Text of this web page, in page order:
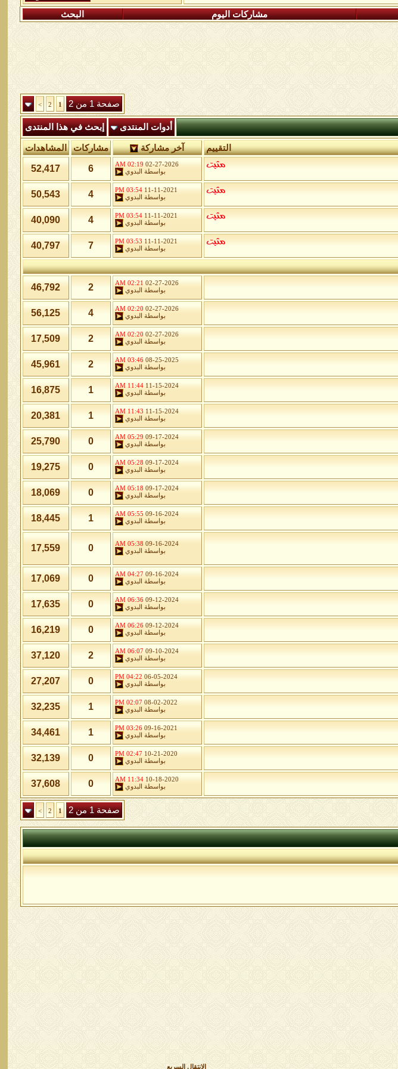
مشاركات اليوم البحث
صفحة 1 من 2 1
2
>
أدوات المنتدى إبحث في هذا المنتدى
التقييم آخر مشاركة مشاركات المشاهدات
02-27-2026
02:19 AM
بواسطة
البدوي 6
52,417
11-11-2021
03:54 PM
بواسطة
البدوي 4
50,543
11-11-2021
03:54 PM
بواسطة
البدوي 4
40,090
11-11-2021
03:53 PM
بواسطة
البدوي 7
40,797
02-27-2026
02:21 AM
بواسطة
البدوي 2
46,792
02-27-2026
02:20 AM
بواسطة
البدوي 4
56,125
02-27-2026
02:20 AM
بواسطة
البدوي 2
17,509
08-25-2025
03:46 AM
بواسطة
البدوي 2
45,961
11-15-2024
11:44 AM
بواسطة
البدوي 1
16,875
11-15-2024
11:43 AM
بواسطة
البدوي 1
20,381
09-17-2024
05:29 AM
بواسطة
البدوي 0
25,790
09-17-2024
05:28 AM
بواسطة
البدوي 0
19,275
09-17-2024
05:18 AM
بواسطة
البدوي 0
18,069
09-16-2024
05:55 AM
بواسطة
البدوي 1
18,445
09-16-2024
05:38 AM
بواسطة
البدوي 0
17,559
09-16-2024
04:27 AM
بواسطة
البدوي 0
17,069
09-12-2024
06:36 AM
بواسطة
البدوي 0
17,635
09-12-2024
06:26 AM
بواسطة
البدوي 0
16,219
09-10-2024
06:07 AM
بواسطة
البدوي 2
37,120
06-05-2024
04:22 PM
بواسطة
البدوي 0
27,207
08-02-2022
02:07 PM
بواسطة
البدوي 1
32,235
09-16-2021
03:26 PM
بواسطة
البدوي 1
34,461
10-21-2020
02:47 PM
بواسطة
البدوي 0
32,139
10-18-2020
11:34 AM
بواسطة
البدوي 0
37,608
صفحة 1 من 2 1
2
>
الانتقال السريع